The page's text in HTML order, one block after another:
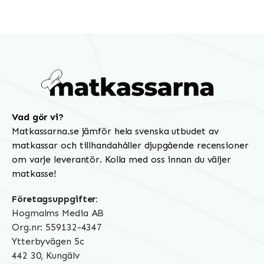
Vad gör vi?
Matkassarna.se jämför hela svenska utbudet av
matkassar och tillhandahåller djupgående recensioner
om varje leverantör. Kolla med oss innan du väljer
matkasse!
Företagsuppgifter:
Hogmalms Media AB
Org.nr: 559132-4347
Ytterbyvägen 5c
442 30, Kungälv